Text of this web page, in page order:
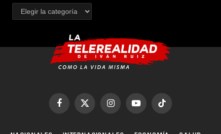
Categorías
FacebookX
(Twitter)
InstagramYouTubeTikTok